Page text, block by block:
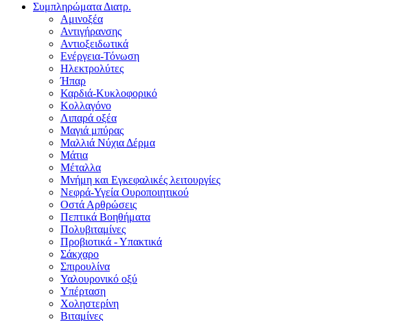
Συμπληρώματα Διατρ.
Αμινοξέα
Αντιγήρανσης
Αντιοξειδωτικά
Ενέργεια-Τόνωση
Ηλεκτρολύτες
Ήπαρ
Καρδιά-Κυκλοφορικό
Κολλαγόνο
Λιπαρά οξέα
Μαγιά μπύρας
Μαλλιά Νύχια Δέρμα
Μάτια
Μέταλλα
Μνήμη και Εγκεφαλικές λειτουργίες
Νεφρά-Υγεία Ουροποιητικού
Οστά Αρθρώσεις
Πεπτικά Βοηθήματα
Πολυβιταμίνες
Προβιοτικά - Υπακτικά
Σάκχαρο
Σπιρουλίνα
Υαλουρονικό οξύ
Υπέρταση
Χοληστερίνη
Βιταμίνες